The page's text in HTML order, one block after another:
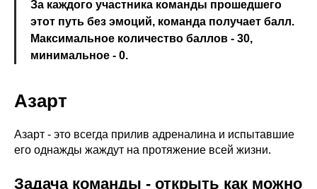
За каждого участника команды прошедшего
этот путь без эмоций, команда получает балл.
Максимальное количество баллов - 30,
минимальное - 0.
Азарт
Азарт - это всегда прилив адреналина и испытавшие
его однажды жаждут на протяжение всей жизни.
Задача команды - открыть как можно